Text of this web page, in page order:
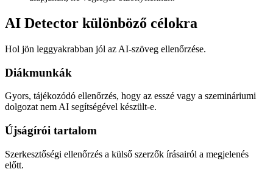
AI Detector különböző célokra
Hol jön leggyakrabban jól az AI-szöveg ellenőrzése.
Diákmunkák
Gyors, tájékozódó ellenőrzés, hogy az esszé vagy a szemináriumi
dolgozat nem AI segítségével készült-e.
Újságírói tartalom
Szerkesztőségi ellenőrzés a külső szerzők írásairól a megjelenés
előtt.